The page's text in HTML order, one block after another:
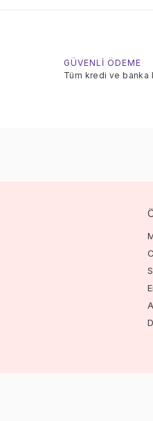
GÜVENLİ ÖDEME
Tüm kredi ve banka